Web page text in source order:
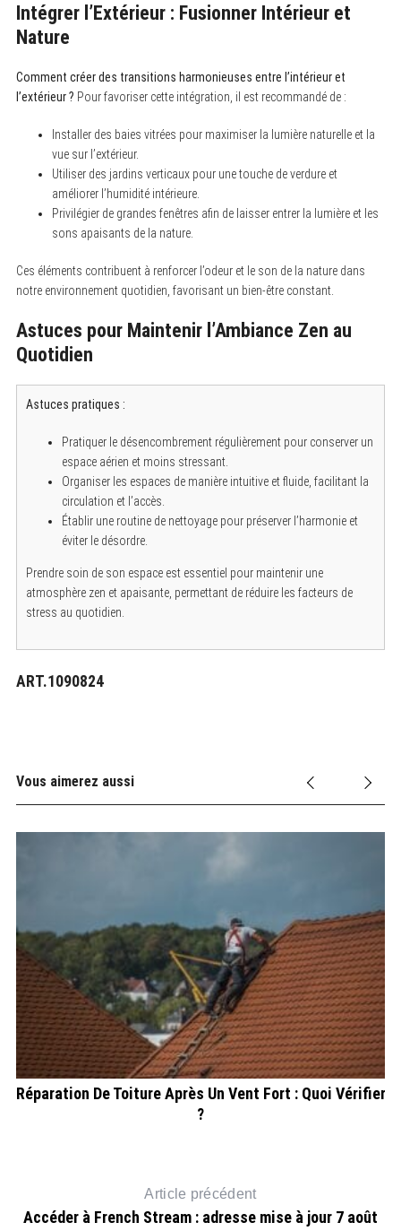
Intégrer l’Extérieur : Fusionner Intérieur et
Nature
Comment créer des transitions harmonieuses entre l’intérieur et
l’extérieur ? Pour favoriser cette intégration, il est recommandé de :
Installer des baies vitrées pour maximiser la lumière naturelle et la
vue sur l’extérieur.
Utiliser des jardins verticaux pour une touche de verdure et
améliorer l’humidité intérieure.
Privilégier de grandes fenêtres afin de laisser entrer la lumière et les
sons apaisants de la nature.
Ces éléments contribuent à renforcer l’odeur et le son de la nature dans
notre environnement quotidien, favorisant un bien-être constant.
Astuces pour Maintenir l’Ambiance Zen au
Quotidien
Astuces pratiques :
Pratiquer le désencombrement régulièrement pour conserver un
espace aérien et moins stressant.
Organiser les espaces de manière intuitive et fluide, facilitant la
circulation et l’accès.
Établir une routine de nettoyage pour préserver l’harmonie et
éviter le désordre.
Prendre soin de son espace est essentiel pour maintenir une
atmosphère zen et apaisante, permettant de réduire les facteurs de
stress au quotidien.
ART.1090824
Vous aimerez aussi
Réparation De Toiture Après Un Vent Fort : Quoi Vérifier
?
Article précédent
Accéder à French Stream : adresse mise à jour 7 août